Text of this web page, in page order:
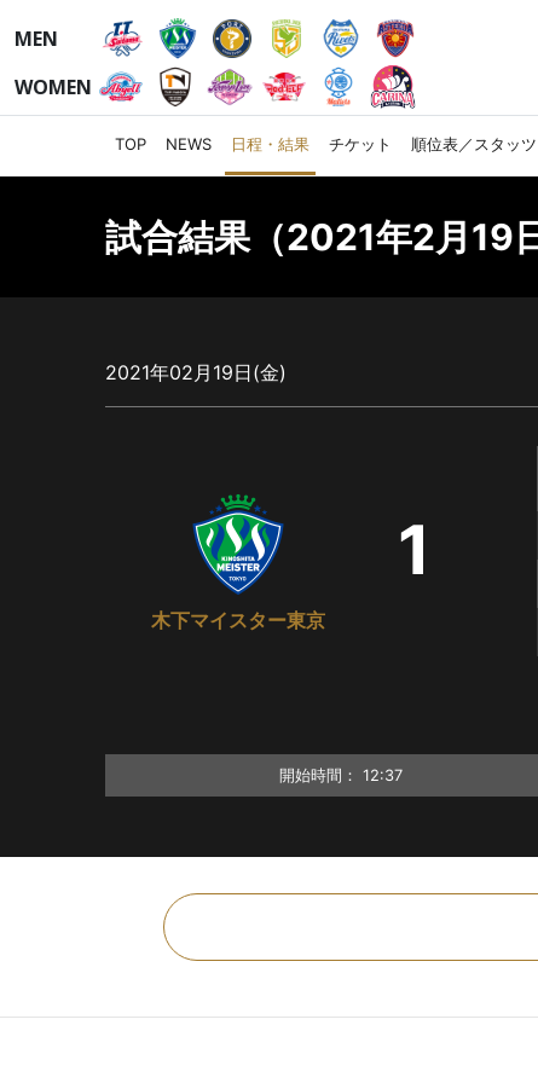
MEN
WOMEN
TOP NEWS 日程・結果 チケット 順位表／スタッツ
試合結果（2021年2月19
2021年02月19日(金)
木下マイスター東京
1
開始時間： 12:37